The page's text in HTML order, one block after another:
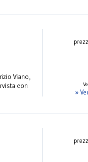
»
Viano,
con